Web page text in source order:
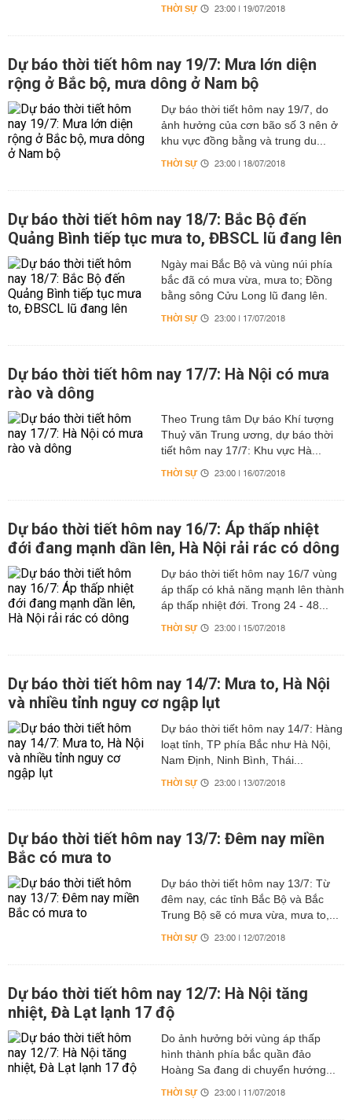
THỜI SỰ 23:00 | 19/07/2018
Dự báo thời tiết hôm nay 19/7: Mưa lớn diện
rộng ở Bắc bộ, mưa dông ở Nam bộ
Dự báo thời tiết hôm nay 19/7, do
ảnh hưởng của cơn bão số 3 nên ở
khu vực đồng bằng và trung du...
THỜI SỰ 23:00 | 18/07/2018
Dự báo thời tiết hôm nay 18/7: Bắc Bộ đến
Quảng Bình tiếp tục mưa to, ĐBSCL lũ đang lên
Ngày mai Bắc Bộ và vùng núi phía
bắc đã có mưa vừa, mưa to; Đồng
bằng sông Cửu Long lũ đang lên.
THỜI SỰ 23:00 | 17/07/2018
Dự báo thời tiết hôm nay 17/7: Hà Nội có mưa
rào và dông
Theo Trung tâm Dự báo Khí tượng
Thuỷ văn Trung ương, dự báo thời
tiết hôm nay 17/7: Khu vực Hà...
THỜI SỰ 23:00 | 16/07/2018
Dự báo thời tiết hôm nay 16/7: Áp thấp nhiệt
đới đang mạnh dần lên, Hà Nội rải rác có dông
Dự báo thời tiết hôm nay 16/7 vùng
áp thấp có khả năng mạnh lên thành
áp thấp nhiệt đới. Trong 24 - 48...
THỜI SỰ 23:00 | 15/07/2018
Dự báo thời tiết hôm nay 14/7: Mưa to, Hà Nội
và nhiều tỉnh nguy cơ ngập lụt
Dự báo thời tiết hôm nay 14/7: Hàng
loạt tỉnh, TP phía Bắc như Hà Nội,
Nam Định, Ninh Bình, Thái...
THỜI SỰ 23:00 | 13/07/2018
Dự báo thời tiết hôm nay 13/7: Đêm nay miền
Bắc có mưa to
Dự báo thời tiết hôm nay 13/7: Từ
đêm nay, các tỉnh Bắc Bộ và Bắc
Trung Bộ sẽ có mưa vừa, mưa to,...
THỜI SỰ 23:00 | 12/07/2018
Dự báo thời tiết hôm nay 12/7: Hà Nội tăng
nhiệt, Đà Lạt lạnh 17 độ
Do ảnh hưởng bởi vùng áp thấp
hình thành phía bắc quần đảo
Hoàng Sa đang di chuyển hướng...
THỜI SỰ 23:00 | 11/07/2018